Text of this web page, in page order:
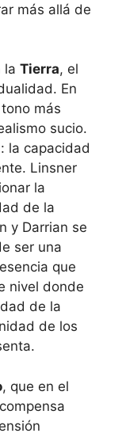
más allá de
la Tierra, el
En
más
sucio.
la capacidad
Linsner
la
de la
y Darrian se
ser una
que
nivel donde
de la
de los
, que en el